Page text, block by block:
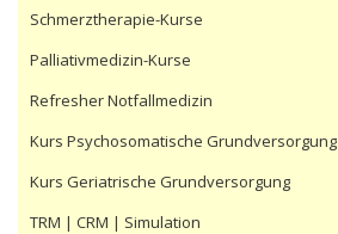
Schmerztherapie-Kurse
Palliativmedizin-Kurse
Refresher Notfallmedizin
Kurs Psychosomatische Grundversorgung
Kurs Geriatrische Grundversorgung
TRM | CRM | Simulation